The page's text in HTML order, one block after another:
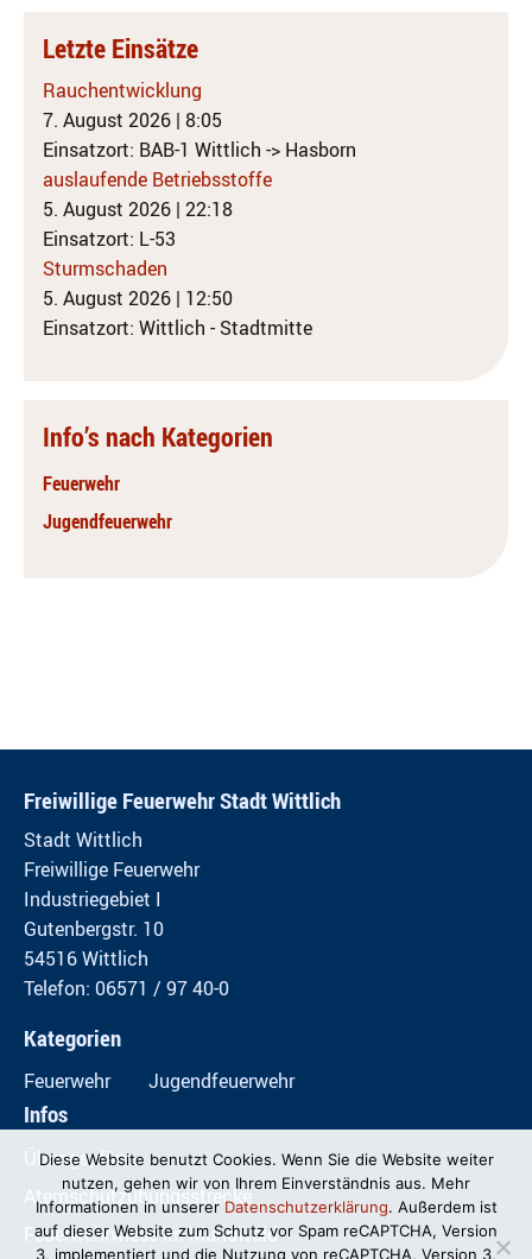
Letzte Einsätze
Rauchentwicklung
7. August 2026 | 8:05
Einsatzort: BAB-1 Wittlich -> Hasborn
auslaufende Betriebsstoffe
5. August 2026 | 22:18
Einsatzort: L-53
Sturmschaden
5. August 2026 | 12:50
Einsatzort: Wittlich - Stadtmitte
Info’s nach Kategorien
Feuerwehr
Jugendfeuerwehr
Freiwillige Feuerwehr Stadt Wittlich
Stadt Wittlich
Freiwillige Feuerwehr
Industriegebiet I
Gutenbergstr. 10
54516 Wittlich
Telefon: 06571 / 97 40-0
Kategorien
Feuerwehr Jugendfeuerwehr
Infos
Übungspläne
Atemschutzübungsstrecke
Feuerwehrwiese im Mundwald
Diese Website benutzt Cookies. Wenn Sie die Website weiter
nutzen, gehen wir von Ihrem Einverständnis aus. Mehr
Informationen in unserer Datenschutzerklärung. Außerdem ist
auf dieser Website zum Schutz vor Spam reCAPTCHA, Version
3, implementiert und die Nutzung von reCAPTCHA, Version 3,